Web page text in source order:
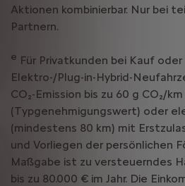
Aktionen kombinierbar. Nur bei
Partnern.
e Für Privatkunden bei Kauf
Elektro-/Plug-in-Hybrid-
CO₂-Emission bis zu 60 g CO₂/km
(Typgenehmigungswert) oder
(mindestens 80 km) mit
und Vorliegen der persönlichen
Maßgabe ist zu versteuerndes
bis zu 80.000 € im Jahr. Die